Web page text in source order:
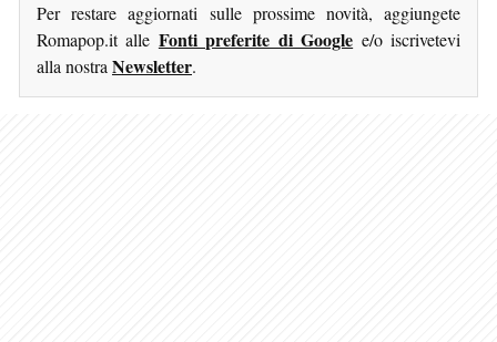
Per restare aggiornati sulle prossime novità, aggiungete
Romapop.it alle Fonti preferite di Google e/o iscrivetevi
alla nostraNewsletter.